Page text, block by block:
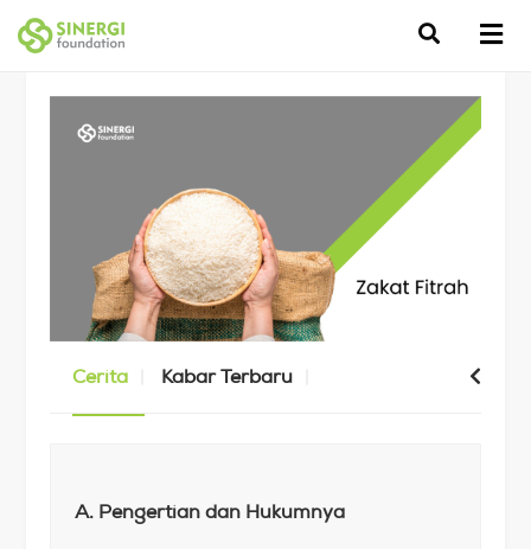
Cerita Kabar Terbaru
A. Pengertian dan Hukumnya